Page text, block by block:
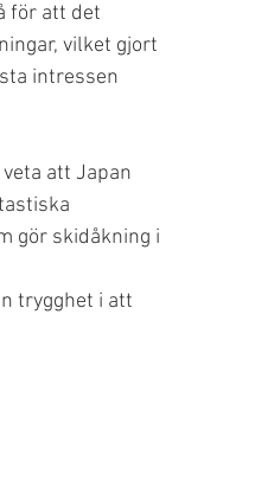
för att det
vilket gjort
intressen
att Japan
gör skidåkning i
trygghet i att